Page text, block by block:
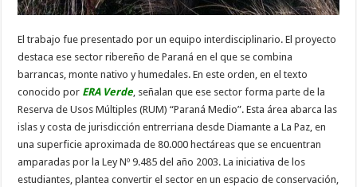
El trabajo fue presentado por un equipo interdisciplinario. El proyecto
destaca ese sector ribereño de Paraná en el que se combina
barrancas, monte nativo y humedales. En este orden, en el texto
conocido por ERA Verde , señalan que ese sector forma parte de la
Reserva de Usos Múltiples (RUM) “Paraná Medio”. Esta área abarca las
islas y costa de jurisdicción entrerriana desde Diamante a La Paz, en
una superficie aproximada de 80.000 hectáreas que se encuentran
amparadas por la Ley Nº 9.485 del año 2003. La iniciativa de los
estudiantes, plantea convertir el sector en un espacio de conservación,